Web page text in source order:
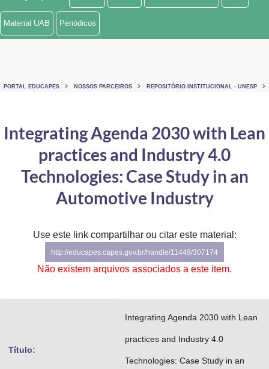
Ministério de Minas e Energia
Controladoria-Geral da União
Ministério da Mulher, da Família e dos Direitos Humanos
Gabinete de Segurança Institucional
Material UAB Periódicos
PORTAL EDUCAPES NOSSOS PARCEIROS REPOSITÓRIO INSTITUCIONAL - UNESP
Integrating Agenda 2030 with Lean
practices and Industry 4.0
Technologies: Case Study in an
Automotive Industry
Use este link compartilhar ou citar este material:
http://educapes.capes.gov.br/handle/11449/307174
Não existem arquivos associados a este item.
Título:
Integrating Agenda 2030 with Lean
practices and Industry 4.0
Technologies: Case Study in an